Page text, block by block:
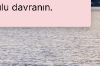
davranın.